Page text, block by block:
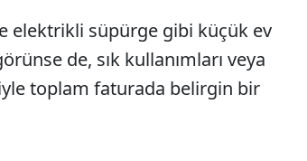
elektrikli süpürge gibi küçük ev
de, sık kullanımları veya
toplam faturada belirgin bir